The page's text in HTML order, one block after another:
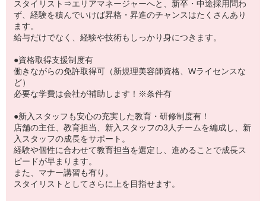
スタイリスト⇒エリアマネージャーへと、新卒・中途採用問わ
ず、経験を積んでいけば昇格・昇進のチャンスはたくさんあり
ます。
給与だけでなく、経験や技術もしっかり身につきます。
●資格取得支援制度有
働きながらの免許取得可（新規理美容師資格、Wライセンスな
ど）
必要な学費は会社が補助します！※条件有
●新入スタッフも安心の充実した教育・研修制度有！
店舗の主任、教育担当、新入スタッフの3人チームを編成し、新
入スタッフの成長をサポート。
経験や個性に合わせて教育担当を選定し、進めることで成長ス
ピードが早まります。
また、マナー講習も有り。
スタイリストとしてさらに上を目指せます。